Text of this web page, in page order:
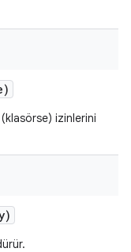
izinlerini